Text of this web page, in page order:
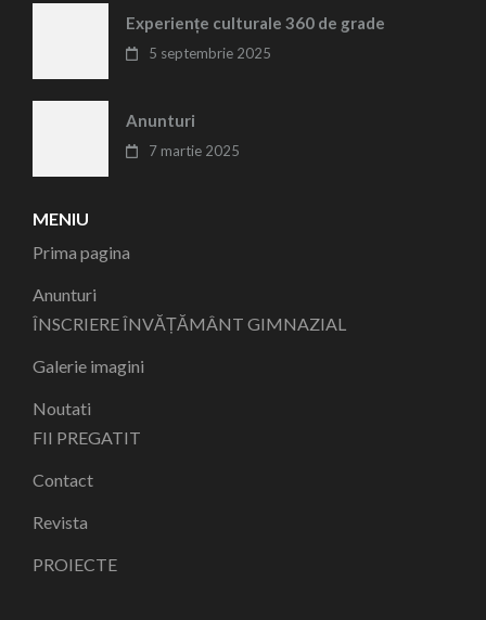
Experiențe culturale 360 de grade
5 septembrie 2025
Anunturi
7 martie 2025
MENIU
Prima pagina
Anunturi
ÎNSCRIERE ÎNVĂȚĂMÂNT GIMNAZIAL
Galerie imagini
Noutati
FII PREGATIT
Contact
Revista
PROIECTE